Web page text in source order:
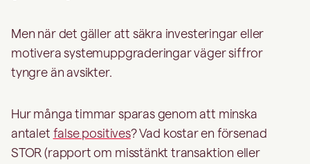
Men när det gäller att säkra investeringar eller
motivera systemuppgraderingar väger siffror
tyngre än avsikter.
Hur många timmar sparas genom att minska
antalet false positives? Vad kostar en försenad
STOR (rapport om misstänkt transaktion eller